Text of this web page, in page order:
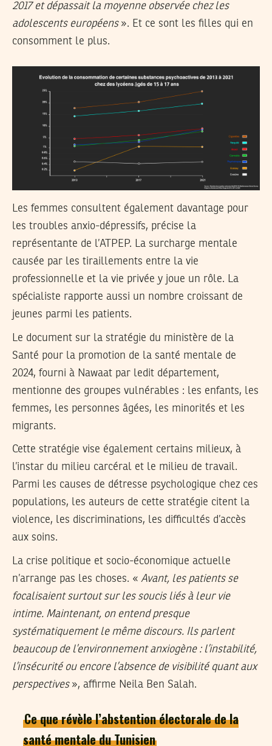
2017 et dépassait la moyenne observée chez les
adolescents européens». Et ce sont les filles qui en
consomment le plus.
Les femmes consultent également davantage pour
les troubles anxio-dépressifs, précise la
représentante de l’ATPEP. La surcharge mentale
causée par les tiraillements entre la vie
professionnelle et la vie privée y joue un rôle. La
spécialiste rapporte aussi un nombre croissant de
jeunes parmi les patients.
Le document sur la stratégie du ministère de la
Santé pour la promotion de la santé mentale de
2024, fourni à Nawaat par ledit département,
mentionne des groupes vulnérables : les enfants, les
femmes, les personnes âgées, les minorités et les
migrants.
Cette stratégie vise également certains milieux, à
l’instar du milieu carcéral et le milieu de travail.
Parmi les causes de détresse psychologique chez ces
populations, les auteurs de cette stratégie citent la
violence, les discriminations, les difficultés d’accès
aux soins.
La crise politique et socio-économique actuelle
n’arrange pas les choses. « Avant, les patients se
focalisaient surtout sur les soucis liés à leur vie
intime. Maintenant, on entend presque
systématiquement le même discours. Ils parlent
beaucoup de l’environnement anxiogène : l’instabilité,
l’insécurité ou encore l’absence de visibilité quant aux
perspectives», affirme Neila Ben Salah.
Ce que révèle l’abstention électorale de la
santé mentale du Tunisien